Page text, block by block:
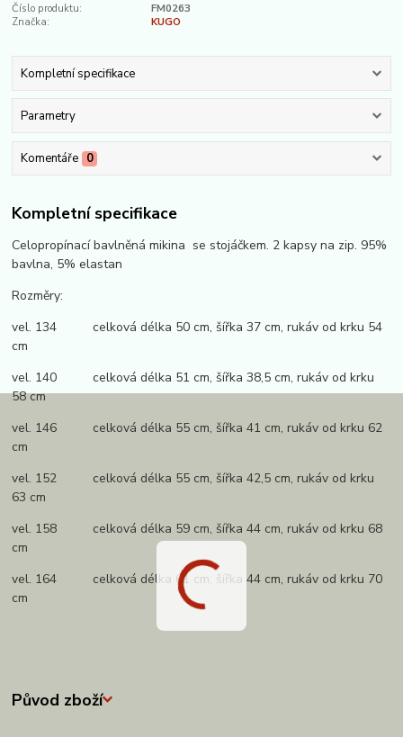
Číslo produktu:
FM0263
Značka:
KUGO
Kompletní specifikace
Parametry
Komentáře 0
Kompletní specifikace
Celopropínací bavlněná mikina se stojáčkem. 2 kapsy na zip. 95%
bavlna, 5% elastan
Rozměry:
vel. 134 celková délka 50 cm, šířka 37 cm, rukáv od krku 54
cm
vel. 140 celková délka 51 cm, šířka 38,5 cm, rukáv od krku
58 cm
vel. 146 celková délka 55 cm, šířka 41 cm, rukáv od krku 62
cm
vel. 152 celková délka 55 cm, šířka 42,5 cm, rukáv od krku
63 cm
vel. 158 celková délka 59 cm, šířka 44 cm, rukáv od krku 68
cm
vel. 164 celková délka 61 cm, šířka 44 cm, rukáv od krku 70
cm
Původ zboží